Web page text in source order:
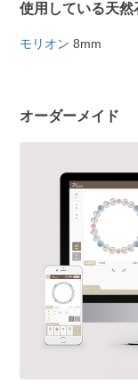
使用している天然
モリオン 8mm
オーダーメイド